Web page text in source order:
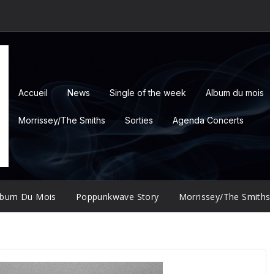
Accueil News Single of the week Album du mois
Morrissey/The Smiths Sorties Agenda Concerts
Du Mois Poppunkwave Story Morrissey/The Smiths